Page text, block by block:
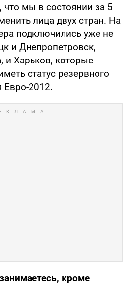
что мы в состоянии за 5
лица двух стран. На
подключились уже не
и Днепропетровск,
и Харьков, которые
статус резервного
Евро-2012.
кроме